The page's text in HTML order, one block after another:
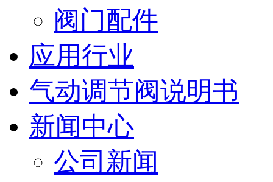
阀门配件
应用行业
气动调节阀说明书
新闻中心
公司新闻